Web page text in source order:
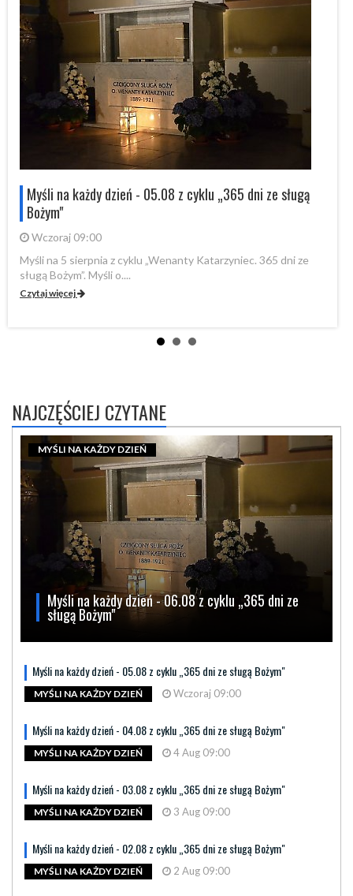
Myśli na każdy dzień - 05.08 z cyklu „365 dni ze sługą
Bożym"
Wczoraj 09:00
Myśli na 5 sierpnia z cyklu „Wenanty Katarzyniec. 365 dni ze
sługą Bożym”. Myśli o....
Czytaj więcej
NAJCZĘŚCIEJ CZYTANE
Myśli na każdy dzień - 06.08 z cyklu „365 dni ze
sługą Bożym"
MYŚLI NA KAŻDY DZIEŃ
Myśli na każdy dzień - 05.08 z cyklu „365 dni ze sługą Bożym"
MYŚLI NA KAŻDY DZIEŃ Wczoraj 09:00
Myśli na każdy dzień - 04.08 z cyklu „365 dni ze sługą Bożym"
MYŚLI NA KAŻDY DZIEŃ 4 Aug 09:00
Myśli na każdy dzień - 03.08 z cyklu „365 dni ze sługą Bożym"
MYŚLI NA KAŻDY DZIEŃ 3 Aug 09:00
Myśli na każdy dzień - 02.08 z cyklu „365 dni ze sługą Bożym"
MYŚLI NA KAŻDY DZIEŃ 2 Aug 09:00